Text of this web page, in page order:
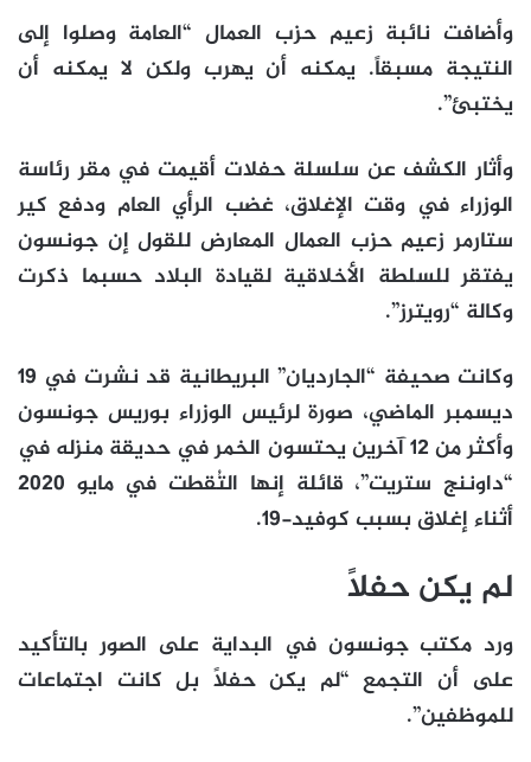
وأضافت نائبة زعيم حزب العمال “العامة وصلوا إلى
النتيجة مسبقاً. يمكنه أن يهرب ولكن لا يمكنه أن
يختبئ”.
وأثار الكشف عن سلسلة حفلات أقيمت في مقر رئاسة
الوزراء في وقت الإغلاق، غضب الرأي العام ودفع كير
ستارمر زعيم حزب العمال المعارض للقول إن جونسون
يفتقر للسلطة الأخلاقية لقيادة البلاد حسبما ذكرت
وكالة “رويترز”.
وكانت صحيفة “الجارديان” البريطانية قد نشرت في 19
ديسمبر الماضي، صورة لرئيس الوزراء بوريس جونسون
وأكثر من 12 آخرين يحتسون الخمر في حديقة منزله في
“داوننج ستريت”، قائلة إنها التُقطت في مايو 2020
أثناء إغلاق بسبب كوفيد-19.
لم يكن حفلاً
ورد مكتب جونسون في البداية على الصور بالتأكيد
على أن التجمع “لم يكن حفلاً بل كانت اجتماعات
للموظفين”.